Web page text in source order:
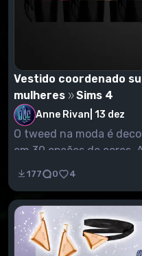
Vestido coordenado
mulheres
Sims 4
Anne Rivan 13 dez
O tweed na moda é
177 0 4